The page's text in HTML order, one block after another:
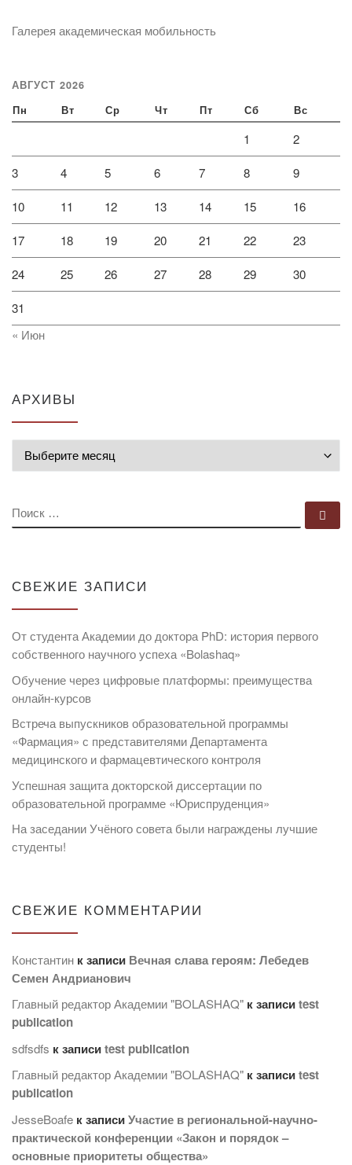
Галерея академическая мобильность
АВГУСТ 2026
Пн Вт Ср Чт Пт Сб Вс
1 2
3 4 5 6 7 8 9
10 11 12 13 14 15 16
17 18 19 20 21 22 23
24 25 26 27 28 29 30
31
« Июн
АРХИВЫ
ПОИСК
СВЕЖИЕ ЗАПИСИ
От студента Академии до доктора PhD: история первого
собственного научного успеха «Bolashaq»
Обучение через цифровые платформы: преимущества
онлайн-курсов
Встреча выпускников образовательной программы
«Фармация» с представителями Департамента
медицинского и фармацевтического контроля
Успешная защита докторской диссертации по
образовательной программе «Юриспруденция»
На заседании Учёного совета были награждены лучшие
студенты!
СВЕЖИЕ КОММЕНТАРИИ
Константин к записи Вечная слава героям: Лебедев
Семен Андрианович
Главный редактор Академии "BOLASHAQ" к записиtest
publication
sdfsdfs к записиtest publication
Главный редактор Академии "BOLASHAQ" к записиtest
publication
JesseBoafe к записиУчастие в региональной-научно-
практической конференции «Закон и порядок –
основные приоритеты общества»